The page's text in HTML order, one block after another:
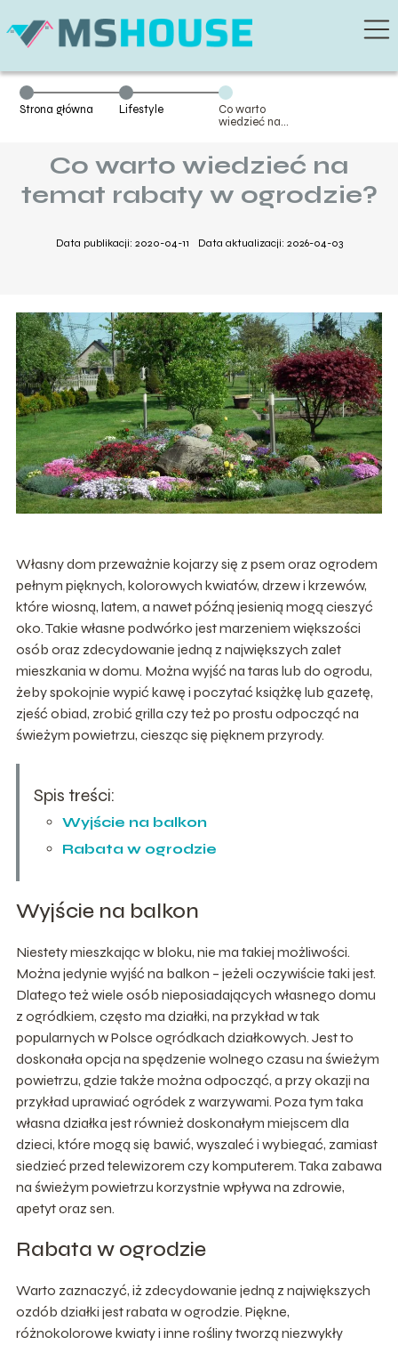
Strona główna Lifestyle
Co warto
wiedzieć na
Co warto wiedzieć na
temat rabaty w ogrodzie?
Data publikacji: 2020-04-11 Data aktualizacji: 2026-04-03
Własny dom przeważnie kojarzy się z psem oraz ogrodem
pełnym pięknych, kolorowych kwiatów, drzew i krzewów,
które wiosną, latem, a nawet późną jesienią mogą cieszyć
oko. Takie własne podwórko jest marzeniem większości
osób oraz zdecydowanie jedną z największych zalet
mieszkania w domu. Można wyjść na taras lub do ogrodu,
żeby spokojnie wypić kawę i poczytać książkę lub gazetę,
zjeść obiad, zrobić grilla czy też po prostu odpocząć na
świeżym powietrzu, ciesząc się pięknem przyrody.
Spis treści:
Wyjście na balkon
Rabata w ogrodzie
Wyjście na balkon
Niestety mieszkając w bloku, nie ma takiej możliwości.
Można jedynie wyjść na balkon – jeżeli oczywiście taki jest.
Dlatego też wiele osób nieposiadających własnego domu
z ogródkiem, często ma działki, na przykład w tak
popularnych w Polsce ogródkach działkowych. Jest to
doskonała opcja na spędzenie wolnego czasu na świeżym
powietrzu, gdzie także można odpocząć, a przy okazji na
przykład uprawiać ogródek z warzywami. Poza tym taka
własna działka jest również doskonałym miejscem dla
dzieci, które mogą się bawić, wyszaleć i wybiegać, zamiast
siedzieć przed telewizorem czy komputerem. Taka zabawa
na świeżym powietrzu korzystnie wpływa na zdrowie,
apetyt oraz sen.
Rabata w ogrodzie
Warto zaznaczyć, iż zdecydowanie jedną z największych
ozdób działki jest rabata w ogrodzie. Piękne,
różnokolorowe kwiaty i inne rośliny tworzą niezwykły